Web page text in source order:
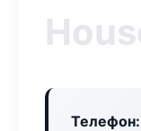
Телефон: